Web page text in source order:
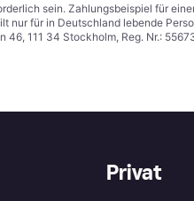
sein. Zahlungsbeispiel für
nur für in Deutschland lebende
111 34 Stockholm, Reg. Nr.:
Privat